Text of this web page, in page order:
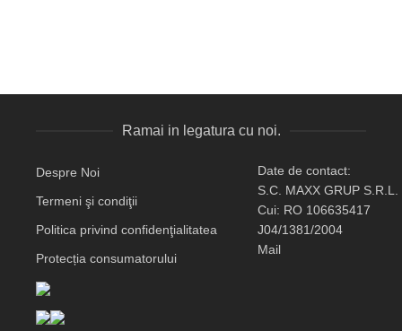
Ramai in legatura cu noi.
Despre Noi
Termeni şi condiţii
Politica privind confidenţialitatea
Protecția consumatorului
Date de contact:
S.C. MAXX GRUP S.R.L.
Cui: RO 106635417
J04/1381/2004
Mail